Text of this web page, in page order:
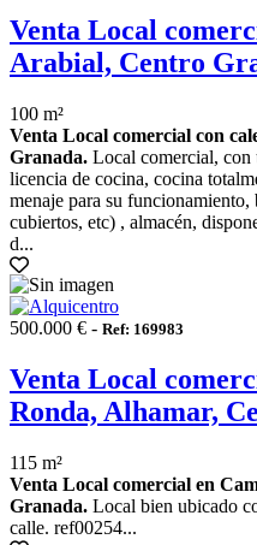
Venta Local
Arabial, Centro
100 m²
Venta Local comercial con
Granada. Local comercial, con
licencia de cocina, cocina
menaje para su
cubiertos, etc) , almacén,
d...
500.000 € - Ref: 169983
Venta Local
Ronda, Alhamar,
115 m²
Venta Local comercial en
Granada. Local bien ubicado
calle. ref00254...